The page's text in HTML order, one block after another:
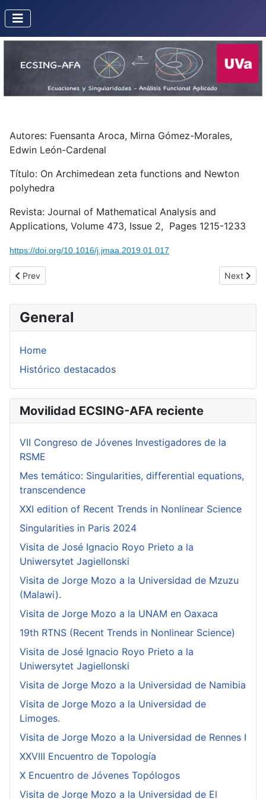
General
Home
Histórico destacados
Movilidad ECSING-AFA reciente
VII Congreso de Jóvenes Investigadores de la
RSME
Mes temático: Singularities, differential equations,
transcendence
XXI edition of Recent Trends in Nonlinear Science
Singularities in Paris 2024
Visita de José Ignacio Royo Prieto a la
Uniwersytet Jagiellonski
Visita de Jorge Mozo a la Universidad de Mzuzu
(Malawi).
Visita de Jorge Mozo a la UNAM en Oaxaca
19th RTNS (Recent Trends in Nonlinear Science)
Visita de José Ignacio Royo Prieto a la
Uniwersytet Jagiellonski
Visita de Jorge Mozo a la Universidad de Namibia
Visita de Jorge Mozo a la Universidad de
Limoges.
Visita de Jorge Mozo a la Universidad de Rennes I
XXVIII Encuentro de Topología
X Encuentro de Jóvenes Topólogos
Visita de Jorge Mozo a la Universidad de El
Autores: Fuensanta Aroca, Mirna Gómez-Morales,
Edwin León-Cardenal
Título: On Archimedean zeta functions and Newton
polyhedra
Revista: Journal of Mathematical Analysis and
Applications, Volume 473, Issue 2, Pages 1215-1233
https://doi.org/10.1016/j.jmaa.2019.01.017
Previous article: Injectivity and surjectivity of the Stieltjes
Prev Next
Next